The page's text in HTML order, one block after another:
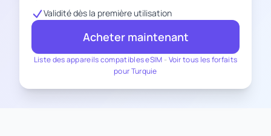
Liste des appareils compatibles eSIM - Voir tous les forfaits
pour Turquie
Validité dès la première utilisation
Acheter maintenant